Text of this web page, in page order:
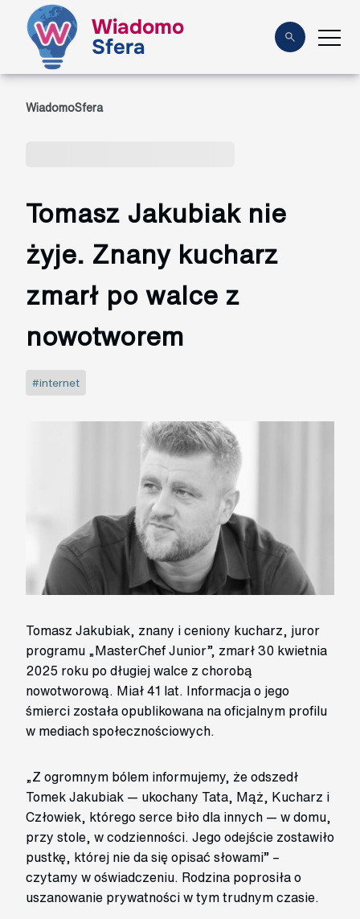
Wiadomo
Sfera
WiadomoSfera
Tomasz Jakubiak nie
żyje. Znany kucharz
zmarł po walce z
nowotworem
#internet
Tomasz Jakubiak, znany i ceniony kucharz, juror
programu „MasterChef Junior”, zmarł 30 kwietnia
2025 roku po długiej walce z chorobą
nowotworową. Miał 41 lat. Informacja o jego
śmierci została opublikowana na oficjalnym profilu
w mediach społecznościowych.
„Z ogromnym bólem informujemy, że odszedł
Tomek Jakubiak — ukochany Tata, Mąż, Kucharz i
Człowiek, którego serce biło dla innych — w domu,
przy stole, w codzienności. Jego odejście zostawiło
pustkę, której nie da się opisać słowami” –
czytamy w oświadczeniu. Rodzina poprosiła o
uszanowanie prywatności w tym trudnym czasie.